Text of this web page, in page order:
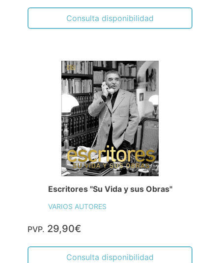
Consulta disponibilidad
Escritores "Su Vida y sus Obras"
VARIOS AUTORES
PVP. 29,90€
Consulta disponibilidad